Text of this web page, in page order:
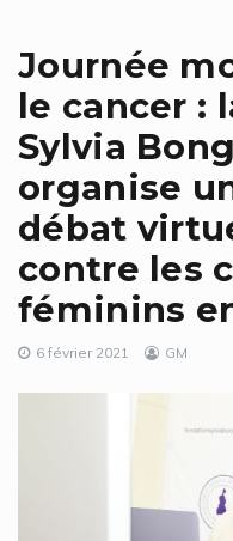
Journée
le cancer :
Sylvia
organise
débat
contre les
féminins
6 février 2021 GM